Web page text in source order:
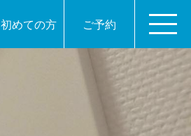
初めての方 ご予約